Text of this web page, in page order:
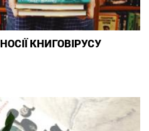
КНИГОВІРУСУ